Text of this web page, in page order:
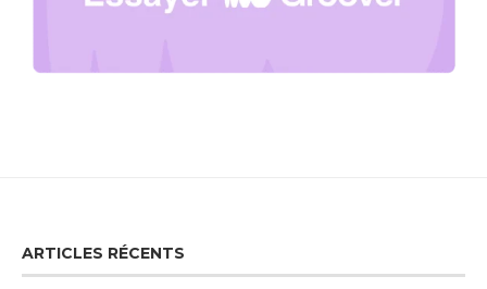
ARTICLES RÉCENTS